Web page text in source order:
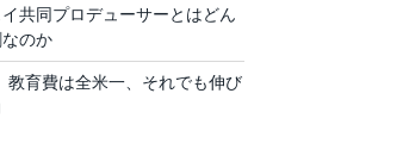
イ共同プロデューサーとはどん
のか
教育費は全米一、それでも伸び